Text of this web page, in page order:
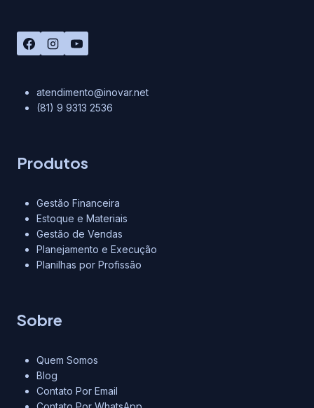
atendimento@inovar.net
(81) 9 9313 2536
Produtos
Gestão Financeira
Estoque e Materiais
Gestão de Vendas
Planejamento e Execução
Planilhas por Profissão
Sobre
Quem Somos
Blog
Contato Por Email